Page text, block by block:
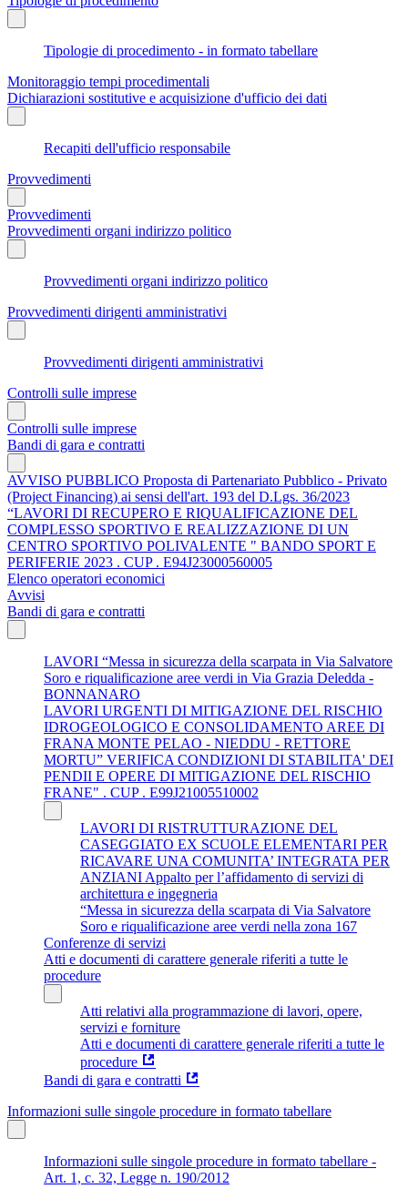
Tipologie di procedimento - in formato tabellare
Monitoraggio tempi procedimentali
Dichiarazioni sostitutive e acquisizione d'ufficio dei dati
Recapiti dell'ufficio responsabile
Provvedimenti
Provvedimenti
Provvedimenti organi indirizzo politico
Provvedimenti organi indirizzo politico
Provvedimenti dirigenti amministrativi
Provvedimenti dirigenti amministrativi
Controlli sulle imprese
Controlli sulle imprese
Bandi di gara e contratti
AVVISO PUBBLICO Proposta di Partenariato Pubblico - Privato
(Project Financing) ai sensi dell'art. 193 del D.Lgs. 36/2023
“LAVORI DI RECUPERO E RIQUALIFICAZIONE DEL
COMPLESSO SPORTIVO E REALIZZAZIONE DI UN
CENTRO SPORTIVO POLIVALENTE " BANDO SPORT E
PERIFERIE 2023 . CUP . E94J23000560005
Elenco operatori economici
Avvisi
Bandi di gara e contratti
LAVORI “Messa in sicurezza della scarpata in Via Salvatore
Soro e riqualificazione aree verdi in Via Grazia Deledda -
BONNANARO
LAVORI URGENTI DI MITIGAZIONE DEL RISCHIO
IDROGEOLOGICO E CONSOLIDAMENTO AREE DI
FRANA MONTE PELAO - NIEDDU - RETTORE
MORTU” VERIFICA CONDIZIONI DI STABILITA' DEI
PENDII E OPERE DI MITIGAZIONE DEL RISCHIO
FRANE" . CUP . E99J21005510002
LAVORI DI RISTRUTTURAZIONE DEL
CASEGGIATO EX SCUOLE ELEMENTARI PER
RICAVARE UNA COMUNITA’ INTEGRATA PER
ANZIANI Appalto per l’affidamento di servizi di
architettura e ingegneria
“Messa in sicurezza della scarpata di Via Salvatore
Soro e riqualificazione aree verdi nella zona 167
Conferenze di servizi
Atti e documenti di carattere generale riferiti a tutte le
procedure
Atti relativi alla programmazione di lavori, opere,
servizi e forniture
Atti e documenti di carattere generale riferiti a tutte le
procedure
Bandi di gara e contratti
Informazioni sulle singole procedure in formato tabellare
Informazioni sulle singole procedure in formato tabellare -
Art. 1, c. 32, Legge n. 190/2012